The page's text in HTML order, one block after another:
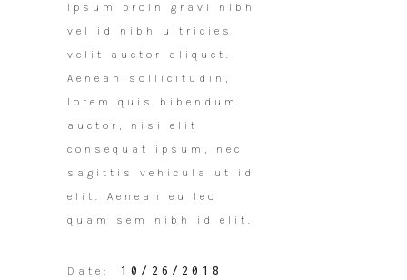
Ipsum proin gravi nibh
vel id nibh ultricies
velit auctor aliquet.
Aenean sollicitudin,
lorem quis bibendum
auctor, nisi elit
consequat ipsum, nec
sagittis vehicula ut id
elit. Aenean eu leo
quam sem nibh id elit.
Date: 10/26/2018